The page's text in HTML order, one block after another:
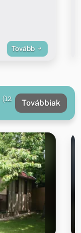
Tovább
(12
Továbbiak